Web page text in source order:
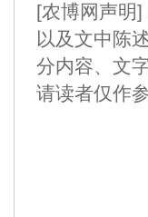
[农博网声明
以及文中陈
分内容、文
请读者仅作